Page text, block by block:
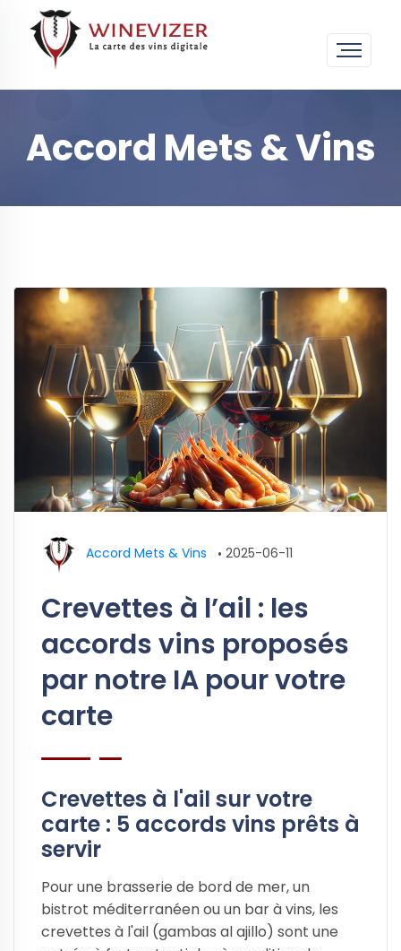
Accord Mets & Vins
Accord Mets & Vins • 2025-06-11
Crevettes à l’ail : les
accords vins proposés
par notre IA pour votre
carte
Crevettes à l'ail sur votre
carte : 5 accords vins prêts à
servir
Pour une brasserie de bord de mer, un
bistrot méditerranéen ou un bar à vins, les
crevettes à l'ail (gambas al ajillo) sont une